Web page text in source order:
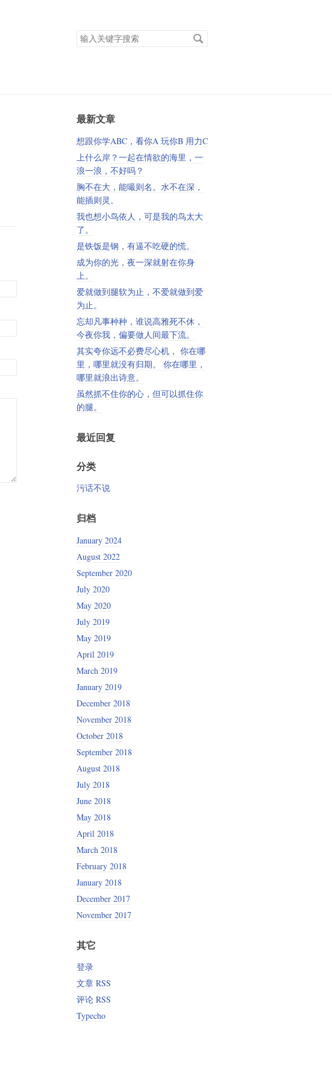
搜
索
最新文章
想跟你学ABC，看你A 玩你B 用力C
上什么岸？一起在情欲的海里，一
浪一浪，不好吗？
胸不在大，能嘬则名。水不在深，
能插则灵。
我也想小鸟依人，可是我的鸟太大
了。
是铁饭是钢，有逼不吃硬的慌。
成为你的光，夜一深就射在你身
上。
爱就做到腿软为止，不爱就做到爱
为止。
忘却凡事种种，谁说高雅死不休，
今夜你我，偏要做人间最下流。
其实夸你远不必费尽心机， 你在哪
里，哪里就没有归期。 你在哪里，
哪里就浪出诗意。
虽然抓不住你的心，但可以抓住你
的腿。
最近回复
分类
污话不说
归档
January 2024
August 2022
September 2020
July 2020
May 2020
July 2019
May 2019
April 2019
March 2019
January 2019
December 2018
November 2018
October 2018
September 2018
August 2018
July 2018
June 2018
May 2018
April 2018
March 2018
February 2018
January 2018
December 2017
November 2017
其它
登录
文章 RSS
评论 RSS
Typecho